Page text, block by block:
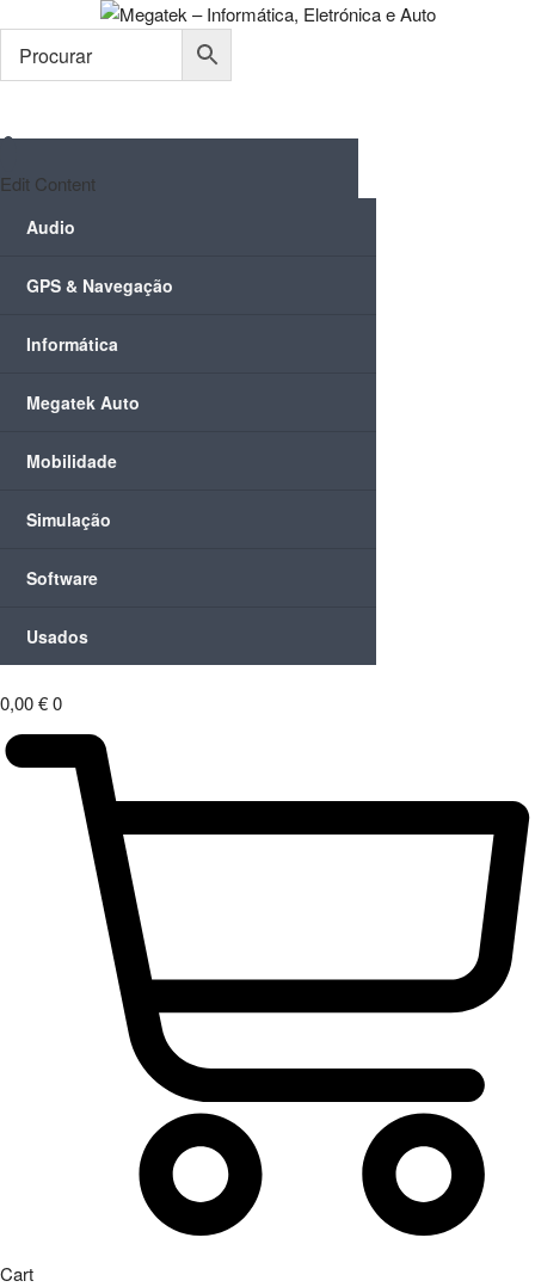
content
Edit Content
Audio
GPS & Navegação
Informática
Megatek Auto
Mobilidade
Simulação
Software
Usados
0,00€0
Cart